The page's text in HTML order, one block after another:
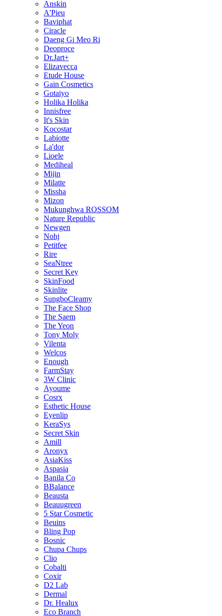
Anskin
A'Pieu
Baviphat
Ciracle
Daeng Gi Meo Ri
Deoproce
Dr.Jart+
Elizavecca
Etude House
Gain Cosmetics
Gotaiyo
Holika Holika
Innisfree
It's Skin
Kocostar
Labiotte
La'dor
Lioele
Mediheal
Mijin
Milatte
Missha
Mizon
Mukunghwa ROSSOM
Nature Republic
Newgen
Nohj
Petitfee
Rire
SeaNtree
Secret Key
SkinFood
Skinlite
SungboCleamy
The Face Shop
The Saem
The Yeon
Tony Moly
Vilenta
Welcos
Enough
FarmStay
3W Clinic
Ayoume
Cosrx
Esthetic House
Eyenlip
KeraSys
Secret Skin
Amill
Aronyx
AsiaKiss
Aspasia
Banila Co
BBalance
Beausta
Beauugreen
5 Star Cosmetic
Beuins
Bling Pop
Bosnic
Chupa Chups
Clio
Cobalti
Coxir
D2 Lab
Dermal
Dr. Healux
Eco Branch